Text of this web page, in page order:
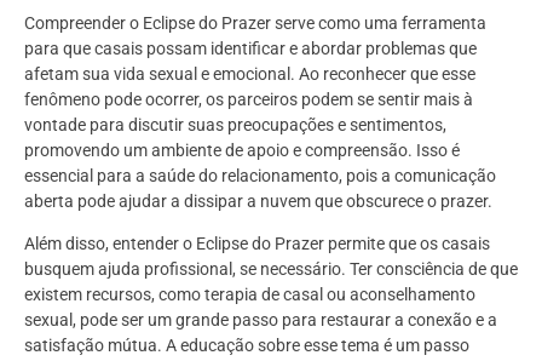
Compreender o Eclipse do Prazer serve como uma ferramenta
para que casais possam identificar e abordar problemas que
afetam sua vida sexual e emocional. Ao reconhecer que esse
fenômeno pode ocorrer, os parceiros podem se sentir mais à
vontade para discutir suas preocupações e sentimentos,
promovendo um ambiente de apoio e compreensão. Isso é
essencial para a saúde do relacionamento, pois a comunicação
aberta pode ajudar a dissipar a nuvem que obscurece o prazer.
Além disso, entender o Eclipse do Prazer permite que os casais
busquem ajuda profissional, se necessário. Ter consciência de que
existem recursos, como terapia de casal ou aconselhamento
sexual, pode ser um grande passo para restaurar a conexão e a
satisfação mútua. A educação sobre esse tema é um passo